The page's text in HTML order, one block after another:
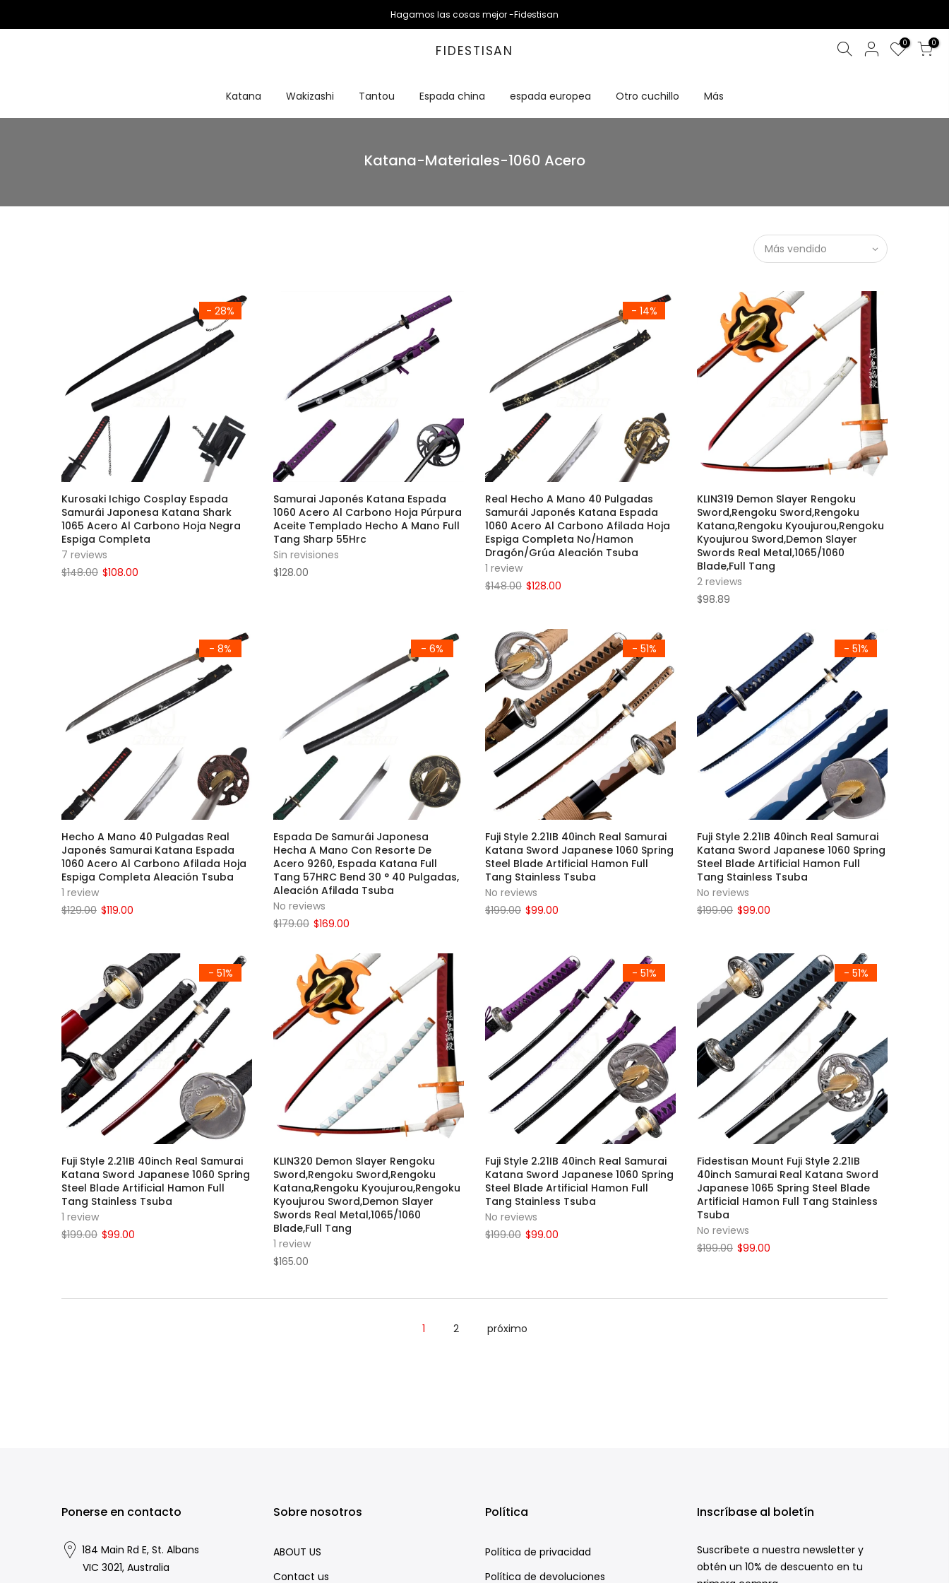
Hagamos las cosas mejor -Fidestisan
FIDESTISAN 0 0
Katana Wakizashi Tantou Espada china espada europea Otro cuchillo Más
Katana-Materiales-1060 Acero
Más vendido
- 28%
Kurosaki Ichigo Cosplay Espada
Samurái Japonesa Katana Shark
1065 Acero Al Carbono Hoja Negra
Espiga Completa
7 reviews
$148.00 $108.00
Samurai Japonés Katana Espada
1060 Acero Al Carbono Hoja Púrpura
Aceite Templado Hecho A Mano Full
Tang Sharp 55Hrc
Sin revisiones
$128.00
- 14%
Real Hecho A Mano 40 Pulgadas
Samurái Japonés Katana Espada
1060 Acero Al Carbono Afilada Hoja
Espiga Completa No/Hamon
Dragón/grúa Aleación Tsuba
1 review
$148.00 $128.00
KLIN319 Demon Slayer Rengoku
Sword,Rengoku Sword,Rengoku
Katana,Rengoku Kyoujurou,Rengoku
Kyoujurou Sword,Demon Slayer
Swords Real Metal,1065/1060
Blade,Full Tang
2 reviews
$98.89
- 8%
Hecho A Mano 40 Pulgadas Real
Japonés Samurai Katana Espada
1060 Acero Al Carbono Afilada Hoja
Espiga Completa Aleación Tsuba
1 review
$129.00 $119.00
- 6%
Espada De Samurái Japonesa
Hecha A Mano Con Resorte De
Acero 9260, Espada Katana Full
Tang 57HRC Bend 30 ° 40 Pulgadas,
Aleación Afilada Tsuba
No reviews
$179.00 $169.00
- 51%
Fuji Style 2.21IB 40inch Real Samurai
Katana Sword Japanese 1060 Spring
Steel Blade Artificial Hamon Full
Tang Stainless Tsuba
No reviews
$199.00 $99.00
- 51%
Fuji Style 2.21IB 40inch Real Samurai
Katana Sword Japanese 1060 Spring
Steel Blade Artificial Hamon Full
Tang Stainless Tsuba
No reviews
$199.00 $99.00
- 51%
Fuji Style 2.21IB 40inch Real Samurai
Katana Sword Japanese 1060 Spring
Steel Blade Artificial Hamon Full
Tang Stainless Tsuba
1 review
$199.00 $99.00
KLIN320 Demon Slayer Rengoku
Sword,Rengoku Sword,Rengoku
Katana,Rengoku Kyoujurou,Rengoku
Kyoujurou Sword,Demon Slayer
Swords Real Metal,1065/1060
Blade,Full Tang
1 review
$165.00
- 51%
Fuji Style 2.21IB 40inch Real Samurai
Katana Sword Japanese 1060 Spring
Steel Blade Artificial Hamon Full
Tang Stainless Tsuba
No reviews
$199.00 $99.00
- 51%
Fidestisan Mount Fuji Style 2.21IB
40inch Samurai Real Katana Sword
Japanese 1065 Spring Steel Blade
Artificial Hamon Full Tang Stainless
Tsuba
No reviews
$199.00 $99.00
1 2 próximo
Ponerse en contacto
184 Main Rd E, St. Albans
VIC 3021, Australia
Sobre nosotros
ABOUT US
Contact us
Política
Política de privacidad
Política de devoluciones
Inscríbase al boletín
Suscríbete a nuestra newsletter y
obtén un 10% de descuento en tu